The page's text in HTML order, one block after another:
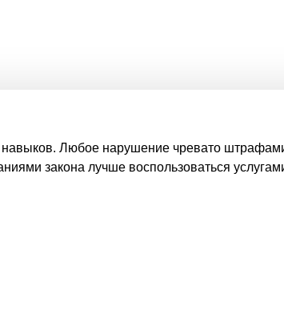
Любое нарушение чревато
закона лучше воспользоваться